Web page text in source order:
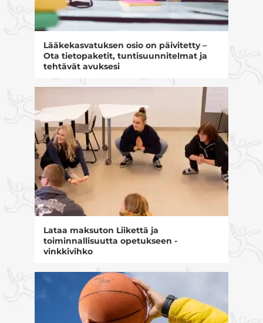
Lääkekasvatuksen osio on päivitetty –
Ota tietopaketit, tuntisuunnitelmat ja
tehtävät avuksesi
Lataa maksuton Liikettä ja
toiminnallisuutta opetukseen -
vinkkivihko